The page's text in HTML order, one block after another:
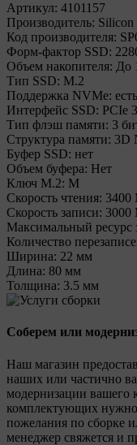
Артикул: 4101157
Производитель: Silicon
Код производителя:
Форм-фактор SSD:
Объем накопителя: До
Тип SSD: М.2
Поддержка NVMe: есть
Интерфейс SSD: PCIe
Тип флэш памяти: 3
Структура памяти: 3D
Буфер SSD: нет
Объем буфера: Нет
Ключ M.2: M
Cкорость чтения: 3400
Cкорость записи: 3000
Максимальный ресурс
Количество
Ширина: 22 мм
Длина: 80 мм
Толщина: 3.5 мм
Соберем или
Наш магазин
наших или частично
модернизации вашего
комплектующих нужно
пожелания по сборке
менеджер свяжется и